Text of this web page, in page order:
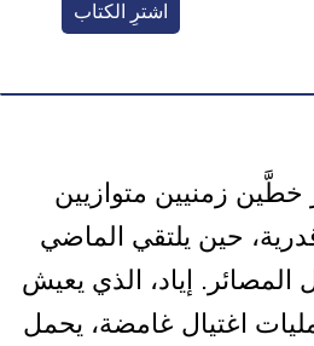
اشترِ الكتاب
خطَّين زمنيين متوازيين
حين يلتقي الماضي
المصائر. إياد، الذي يعيش
اغتيال غامضة، يحمل